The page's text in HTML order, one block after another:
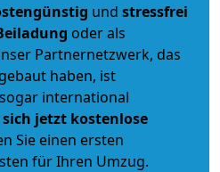
und stressfrei
oder als
Partnernetzwerk, das
haben, ist
international
sich jetzt kostenlose
Sie einen ersten
für Ihren Umzug.